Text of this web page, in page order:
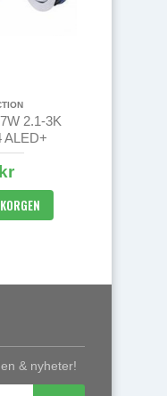
2.1-3K
ALED+
& nyheter!